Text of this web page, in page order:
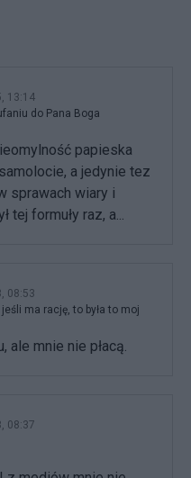
13:14
do Pana Boga
papieska
a jedynie tez
sprawach wiary i
tej formuły raz, a...
08:53
ma rację, to była to moj
ale mnie nie płacą.
08:37